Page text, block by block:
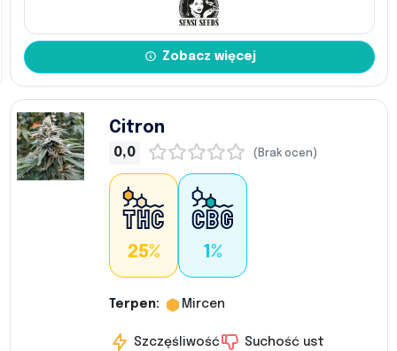
Zobacz więcej
Citron
0,0 (Brak ocen)
25% 1%
Terpen: Mircen
Szczęśliwość
Suchość ust